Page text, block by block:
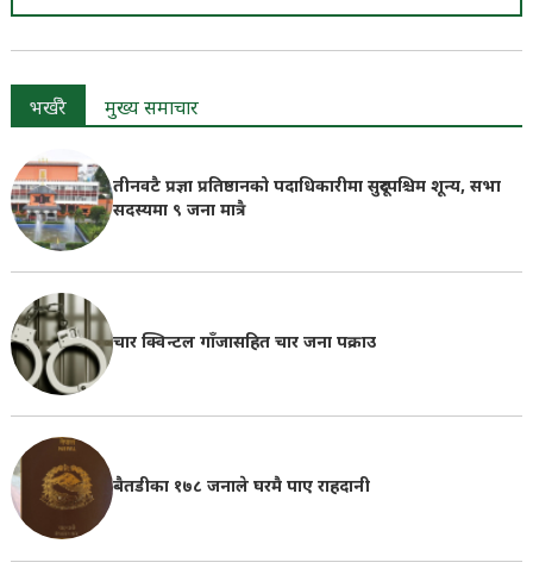
भर्खरै मुख्य समाचार
तीनवटै प्रज्ञा प्रतिष्ठानको पदाधिकारीमा सुदूरपश्चिम शून्य, सभा
सदस्यमा ९ जना मात्रै
चार क्विन्टल गाँजासहित चार जना पक्राउ
बैतडीका १७८ जनाले घरमै पाए राहदानी